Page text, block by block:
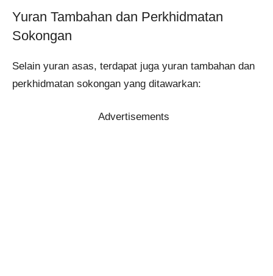
Yuran Tambahan dan Perkhidmatan
Sokongan
Selain yuran asas, terdapat juga yuran tambahan dan
perkhidmatan sokongan yang ditawarkan:
Advertisements